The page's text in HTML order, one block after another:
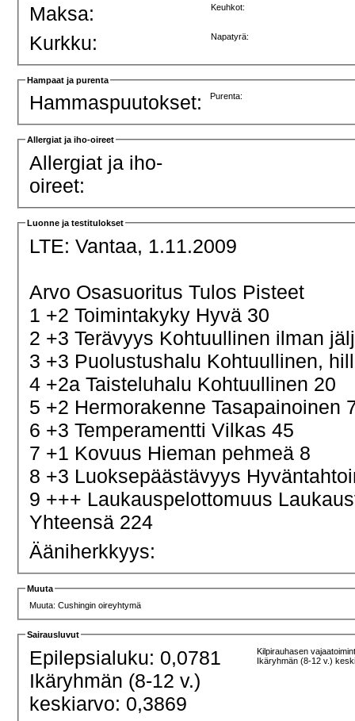
Maksa: Keuhkot:
Kurkku: Napatyrä:
Hampaat ja purenta
Hammaspuutokset: Purenta:
Allergiat ja iho-oireet
Allergiat ja iho-
oireet:
Luonne ja testitulokset
LTE:Vantaa, 1.11.2009
Arvo Osasuoritus Tulos Pisteet
1 +2 Toimintakyky Hyvä 30
2 +3 Terävyys Kohtuullinen ilman
3 +3 Puolustushalu Kohtuullinen,
4 +2a Taisteluhalu Kohtuullinen 20
5 +2 Hermorakenne Tasapainoinen
6 +3 Temperamentti Vilkas 45
7 +1 Kovuus Hieman pehmeä 8
8 +3 Luoksepäästävyys
9 +++ Laukauspelottomuus
Yhteensä 224
Ääniherkkyys:
Muuta
Muuta: Cushingin oireyhtymä
Sairausluvut
Epilepsialuku: 0,0781
Ikäryhmän (8-12 v.)
keskiarvo: 0,3869
Kilpirauhasen
Ikäryhmän (8-12 v.)